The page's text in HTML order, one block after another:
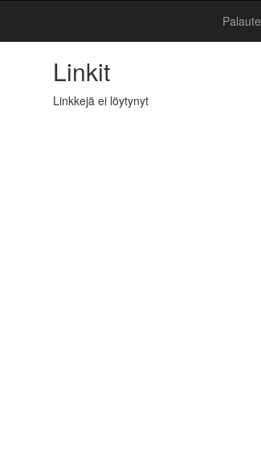
Palaute
Linkit
Linkkejä ei löytynyt